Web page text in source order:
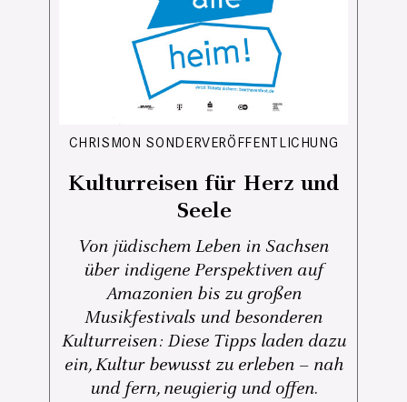
CHRISMON SONDERVERÖFFENTLICHUNG
Kulturreisen für Herz und
Seele
Von jüdischem Leben in Sachsen
über indigene Perspektiven auf
Amazonien bis zu großen
Musikfestivals und besonderen
Kulturreisen: Diese Tipps laden dazu
ein, Kultur bewusst zu erleben – nah
und fern, neugierig und offen.